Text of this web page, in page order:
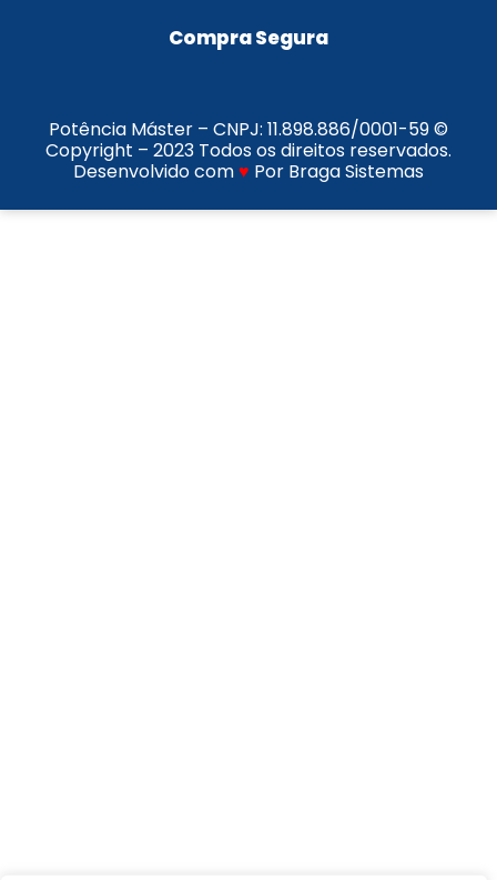
Compra Segura
Potência Máster – CNPJ: 11.898.886/0001-59©
Copyright – 2023 Todos os direitos reservados.
Desenvolvido com♥ Por Braga Sistemas